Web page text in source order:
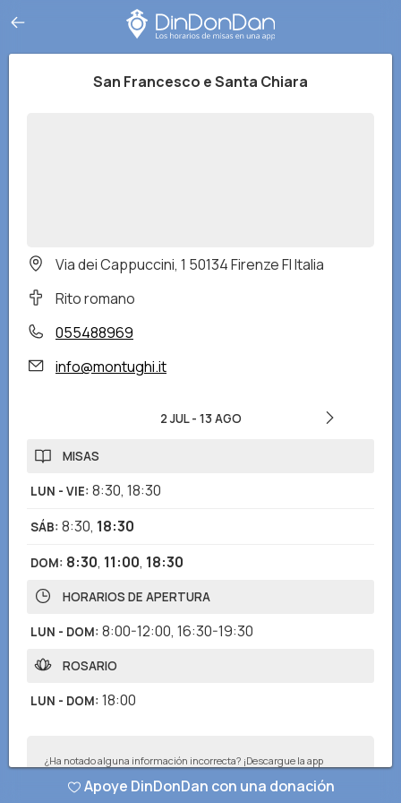
San Francesco e Santa Chiara
Via dei Cappuccini, 1 50134 Firenze FI Italia
Rito romano
055488969
info@montughi.it
2 JUL- 13 AGO
MISAS
LUN - VIE: 8:30, 18:30
SÁB: 8:30, 18:30
DOM: 8:30, 11:00, 18:30
HORARIOS DE APERTURA
LUN - DOM: 8:00-12:00, 16:30-19:30
ROSARIO
LUN - DOM: 18:00
¿Ha notado alguna información incorrecta? ¡Descargue la app
Apoye DinDonDan con una donación